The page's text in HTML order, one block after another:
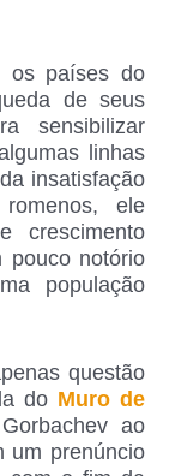
os países do
de seus
sensibilizar
linhas
insatisfação
ele
crescimento
pouco notório
população
questão
do Muro de
ao
um prenúncio